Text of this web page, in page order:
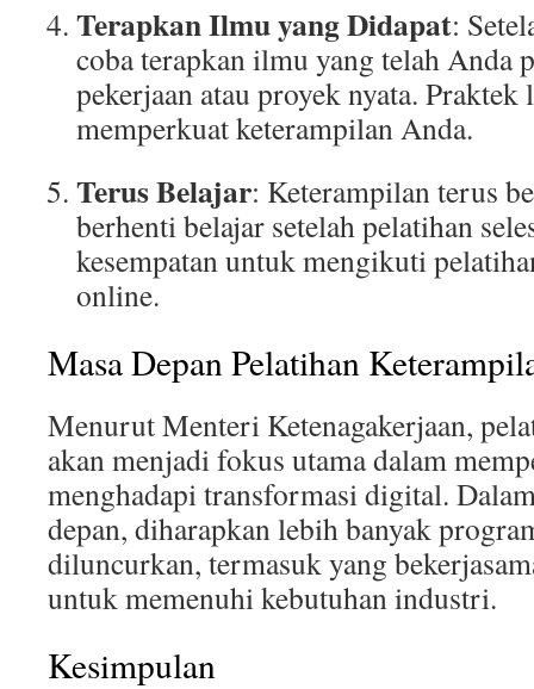
Terapkan Ilmu yang Didapat:
coba terapkan ilmu yang telah Anda
pekerjaan atau proyek nyata. Praktek
memperkuat keterampilan Anda.
Terus Belajar: Keterampilan terus
berhenti belajar setelah pelatihan
kesempatan untuk mengikuti
online.
Masa Depan Pelatihan
Menurut Menteri Ketenagakerjaan,
akan menjadi fokus utama dalam
menghadapi transformasi digital.
depan, diharapkan lebih banyak
diluncurkan, termasuk yang
untuk memenuhi kebutuhan industri.
Kesimpulan